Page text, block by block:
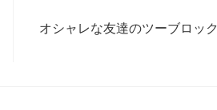
オシャレな友達のツーブロッ